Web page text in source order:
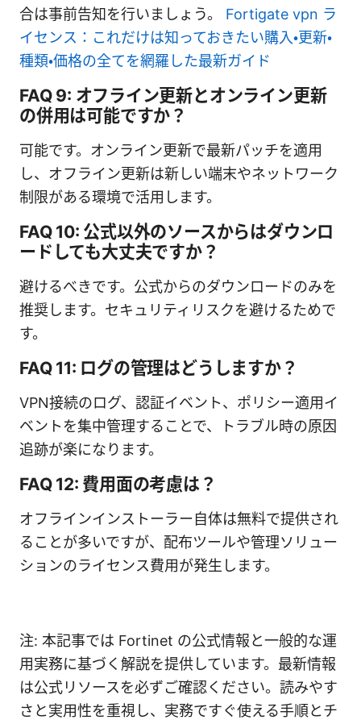
合は事前告知を行いましょう。 Fortigate vpn ラ
イセンス：これだけは知っておきたい購入・更新・
種類・価格の全てを網羅した最新ガイド
FAQ 9: オフライン更新とオンライン更新
の併用は可能ですか？
可能です。オンライン更新で最新パッチを適用
し、オフライン更新は新しい端末やネットワーク
制限がある環境で活用します。
FAQ 10: 公式以外のソースからはダウンロ
ードしても大丈夫ですか？
避けるべきです。公式からのダウンロードのみを
推奨します。セキュリティリスクを避けるためで
す。
FAQ 11: ログの管理はどうしますか？
VPN接続のログ、認証イベント、ポリシー適用イ
ベントを集中管理することで、トラブル時の原因
追跡が楽になります。
FAQ 12: 費用面の考慮は？
オフラインインストーラー自体は無料で提供され
ることが多いですが、配布ツールや管理ソリュー
ションのライセンス費用が発生します。
注: 本記事では Fortinet の公式情報と一般的な運
用実務に基づく解説を提供しています。最新情報
は公式リソースを必ずご確認ください。読みやす
さと実用性を重視し、実務ですぐ使える手順とチ